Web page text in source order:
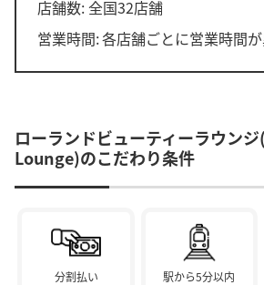
店舗数: 全国32店舗
営業時間:各店舗ごとに営業時間が
ローランドビューティーラウン
Lounge)のこだわり条件
分割払い 駅から5分以内